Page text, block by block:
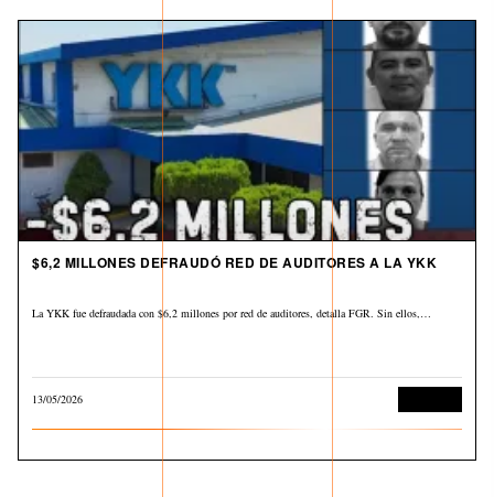
$6,2 MILLONES DEFRAUDÓ RED DE AUDITORES A LA YKK
La YKK fue defraudada con $6,2 millones por red de auditores, detalla FGR. Sin ellos,…
13/05/2026